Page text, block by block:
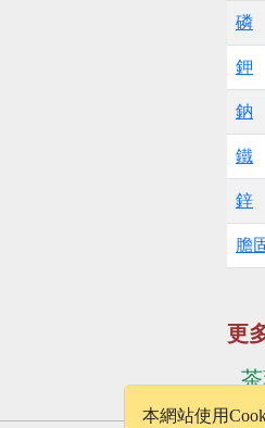
磷
鉀
鈉
鐵
鋅
膽
更
本網站使用